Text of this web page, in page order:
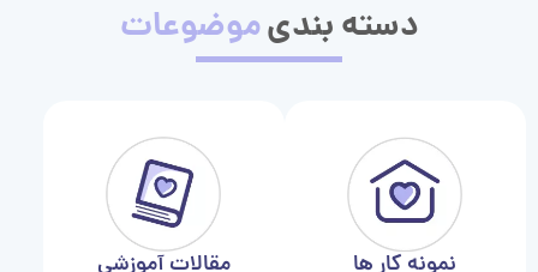
دسته بندیموضوعات
نمونه کار ها مقالات آموزشی